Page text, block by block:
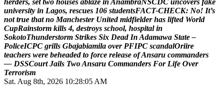
herders, set two houses ablaze in AnambraNSCDC uncovers fake
university in Lagos, rescues 106 studentsFACT-CHECK: No! It’s
not true that no Manchester United midfielder has lifted World
CupRainstorm kills 4, destroys school, hospital in
SokotoThunderstorm Strikes Six Dead In Adamawa State –
PoliceICPC grills Gbajabiamila over PFIPC scandalOriire
teachers were beheaded to force release ofAnsaru commanders
— DSSCourt Jails TwoAnsaru Commanders For Life Over
Terrorism
Sat. Aug 8th, 2026 10:28:06 AM